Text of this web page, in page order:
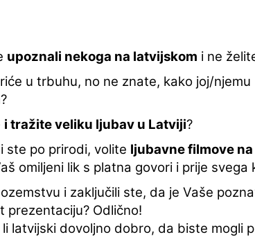
upoznali nekoga na latvijskom i ne
u trbuhu, no ne znate, kako joj/
?
i tražite veliku ljubav u Latviji?
ste po prirodi, volite ljubavne filmove
omiljeni lik s platna govori i prije svega
i zaključili ste, da je Vaše
prezentaciju? Odlično!
latvijski dovoljno dobro, da biste mogli